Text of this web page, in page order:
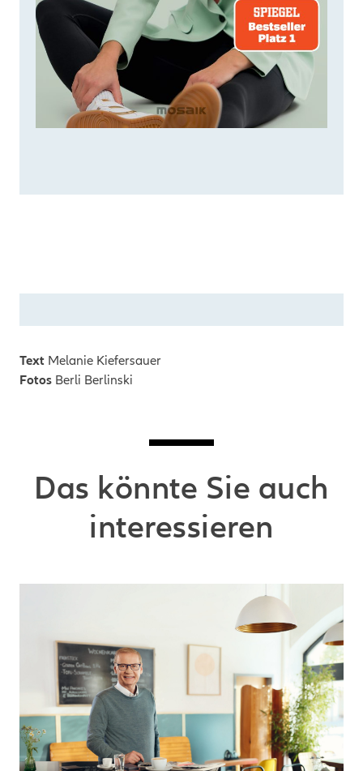
Text Melanie Kiefersauer
Fotos Berli Berlinski
Das könnte Sie auch
interessieren